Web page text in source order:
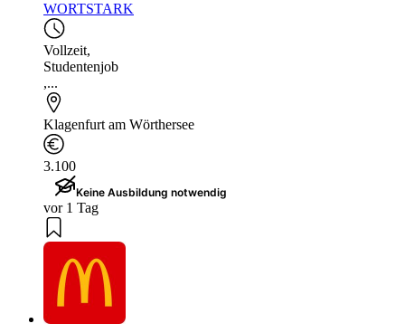
WORTSTARK
Vollzeit,
Studentenjob
,...
Klagenfurt am Wörthersee
3.100
Keine Ausbildung notwendig
vor 1 Tag